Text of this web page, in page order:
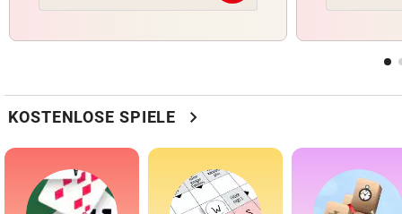
KOSTENLOSE SPIELE chevron_right